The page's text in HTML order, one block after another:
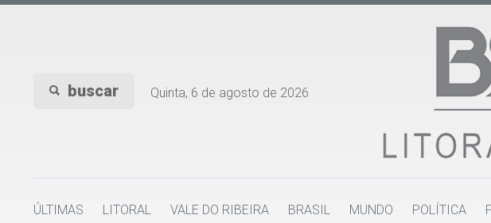
buscar Quinta, 6 de agosto de 2026
ÚLTIMAS LITORAL VALE DO RIBEIRA BRASIL MUNDO POLÍTICA